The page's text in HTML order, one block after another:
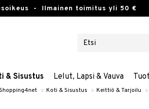
- Ilmainen toimitus yli 50 €
& Sisustus Lelut, Lapsi & Vauva
» Koti & Sisustus » Keittiö & Tarjoilu »